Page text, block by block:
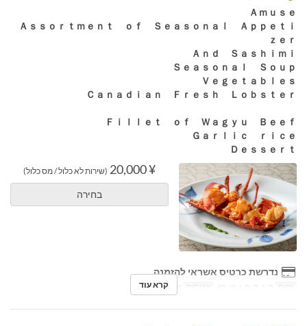
Ａｍｕｓｅ
Ａｓｓｏｒｔｍｅｎｔ ｏｆ Ｓｅａｓｏｎａｌ Ａｐｐｅｔｉ
ｚｅｒ
Ａｎｄ Ｓａｓｈｉｍｉ
Ｓｅａｓｏｎａｌ Ｓｏｕｐ
Ｖｅｇｅｔａｂｌｅｓ
Ｃａｎａｄｉａｎ Ｆｒｅｓｈ Ｌｏｂｓｔｅｒ
Ｆｉｌｌｅｔ ｏｆ Ｗａｇｙｕ Ｂｅｅｆ
Ｇａｒｌｉｃ ｒｉｃｅ
Ｄｅｓｓｅｒｔ
¥ 20,000 (שירות לא כלול / מס כלול)
בחירה
נדרשת כרטיס אשראי להזמנה
ימים ב, ג, ד, ה, ו, ש, חג ארוחות ארוחת ערב
קרא עוד